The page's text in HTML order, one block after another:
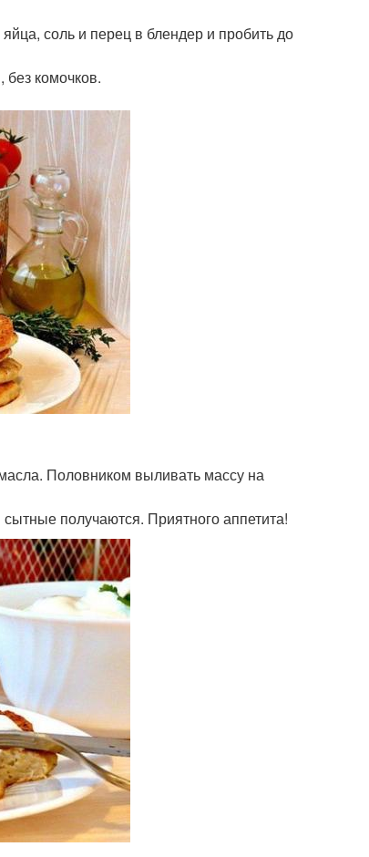
соль и перец в блендер и пробить до
комочков.
Половником выливать массу на
получаются. Приятного аппетита!